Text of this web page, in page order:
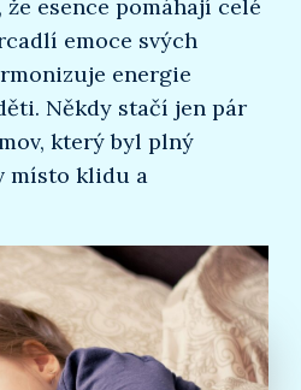
esence pomáhají celé
emoce svých
energie
Někdy stačí jen pár
který byl plný
místo klidu a